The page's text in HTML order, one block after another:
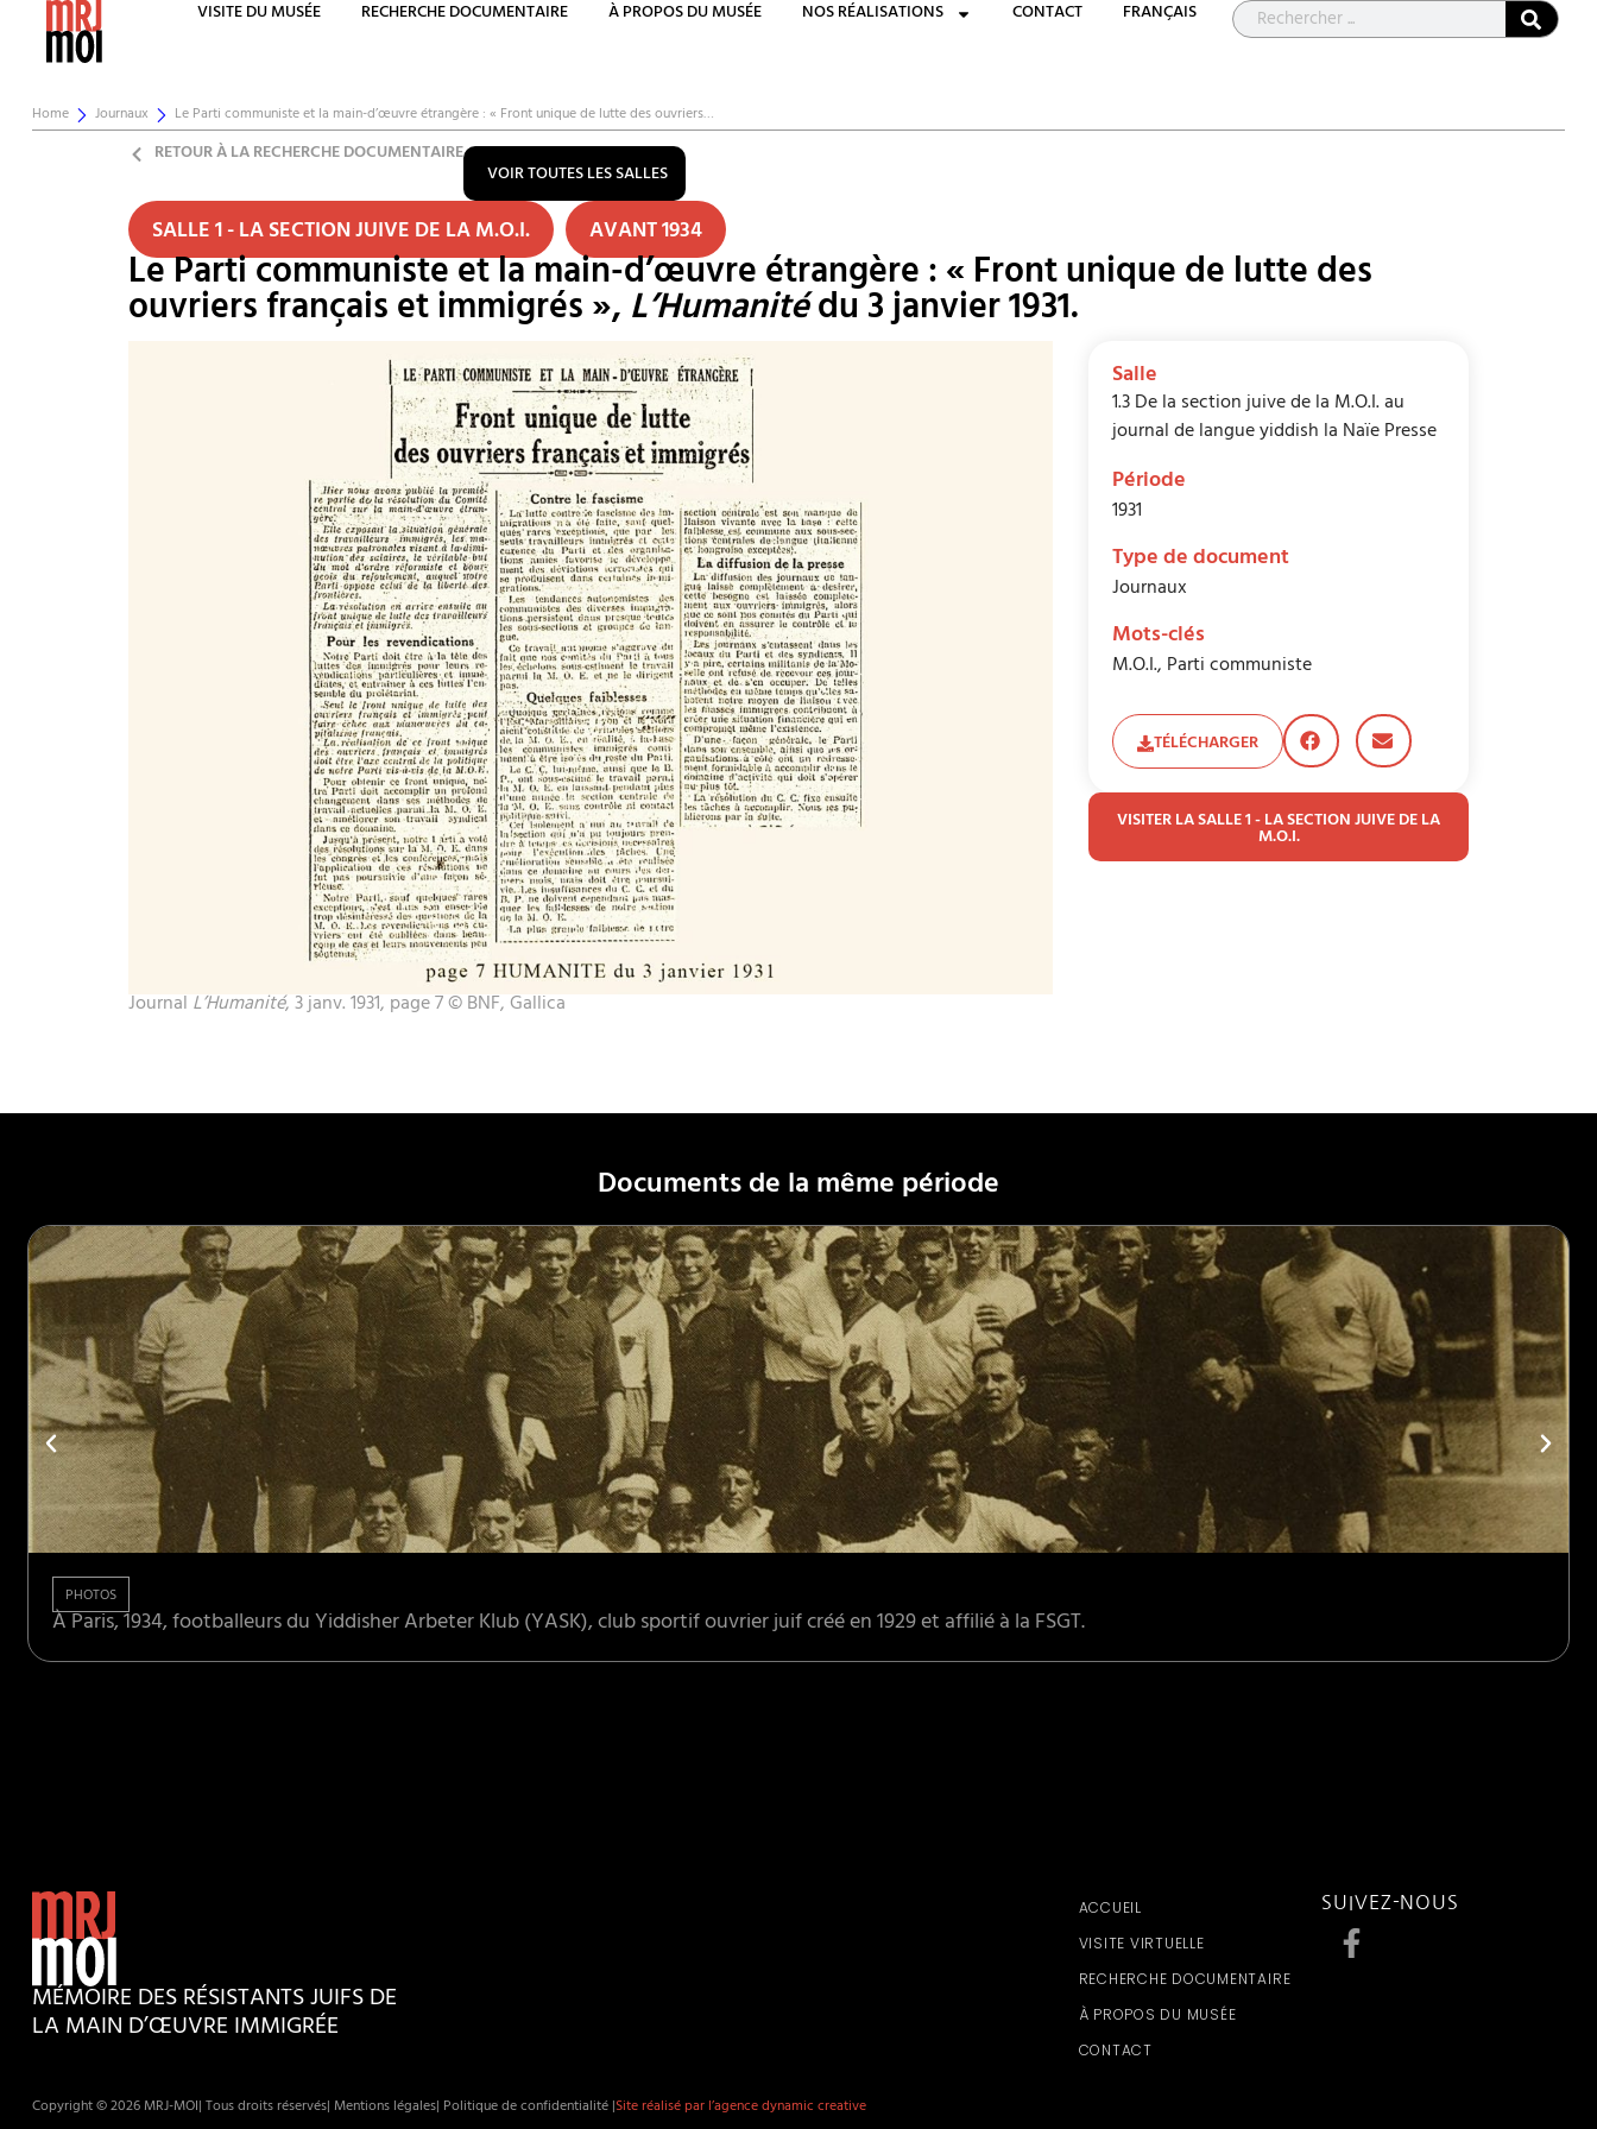
VISITE DU MUSÉE RECHERCHE DOCUMENTAIRE À PROPOS DU MUSÉE NOS RÉALISATIONS CONTACT FRANÇAIS
Home Journaux Le Parti communiste et la main-d’œuvre étrangère : « Front unique de lutte des ouvriers…
RETOUR À LA RECHERCHE DOCUMENTAIRE
VOIR TOUTES LES SALLES
SALLE 1 - LA SECTION JUIVE DE LA M.O.I. AVANT 1934
Le Parti communiste et la main-d’œuvre étrangère : « Front unique de lutte des
ouvriers français et immigrés »,L’Humanitédu 3 janvier 1931.
Journal L’Humanité, 3 janv. 1931, page 7 © BNF, Gallica
Salle
1.3 De la section juive de la M.O.I. au
journal de langue yiddish la Naïe Presse
Période
1931
Type de document
Journaux
Mots-clés
M.O.I., Parti communiste
TÉLÉCHARGER
VISITER LA SALLE 1 - LA SECTION JUIVE DE LA
M.O.I.
Documents de la même période
PHOTOS
À Paris, 1934, footballeurs du Yiddisher Arbeter Klub (YASK), club sportif ouvrier juif créé en 1929 et affilié à la FSGT.
MÉMOIRE DES RÉSISTANTS JUIFS DE
LA MAIN D’ŒUVRE IMMIGRÉE
ACCUEIL
VISITE VIRTUELLE
RECHERCHE DOCUMENTAIRE
À PROPOS DU MUSÉE
CONTACT
SUIVEZ-NOUS
Copyright © 2026 MRJ-MOI| Tous droits réservés| Mentions légales| Politique de confidentialité |Site réalisé par l’agence dynamic creative